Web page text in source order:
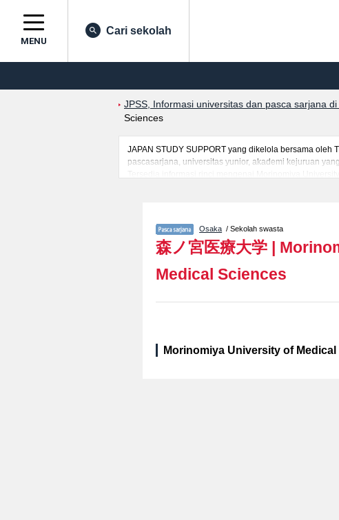
MENU
Cari sekolah
JPSS, Informasi universitas dan pasca sarjana di
Sciences
JAPAN STUDY SUPPORT yang dikelola bersama oleh
pascasarjana, universitas yunior, akademi kejuruan
Tersedia informasi rinci mengenai Morinomiya
Osaka / Sekolah swasta
森ノ宮医療大学 |
Medical Sciences
Morinomiya University of